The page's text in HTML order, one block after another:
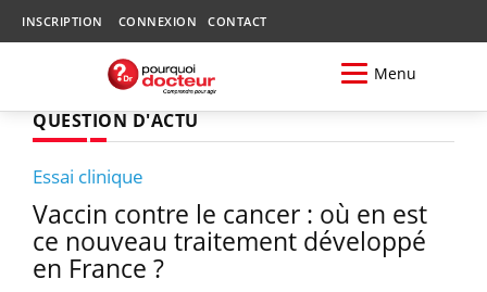
INSCRIPTION CONNEXION CONTACT
Menu
QUESTION D'ACTU
Essai clinique
Vaccin contre le cancer : où en est
ce nouveau traitement développé
en France ?